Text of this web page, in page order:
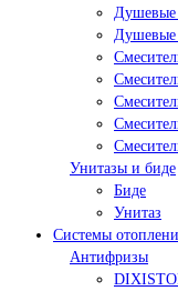
Душевые
Душевые
Унитазы и биде
Биде
Унитаз
Системы
Антифризы